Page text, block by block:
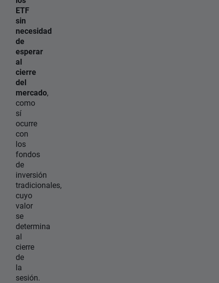
ETF
sin
necesidad
de
esperar
al
cierre
del
mercado,
como
sí
ocurre
con
los
fondos
de
inversión
tradicionales,
cuyo
valor
se
determina
al
cierre
de
la
sesión.